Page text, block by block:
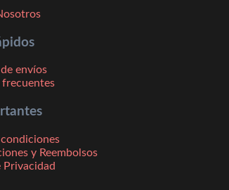
envíos
frecuentes
y Reembolsos
Privacidad